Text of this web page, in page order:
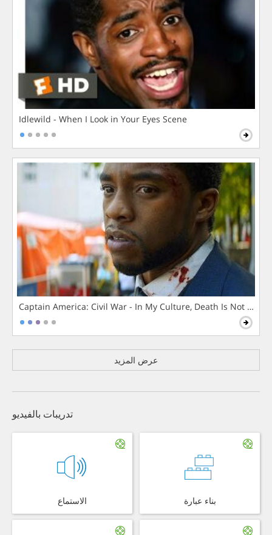
Idlewild - When I Look in Your Eyes Scene
Captain America: Civil War - In My Culture, Death Is Not The
عرض المزيد
تدريبات بالفيديو
الاستماع بناء عبارة